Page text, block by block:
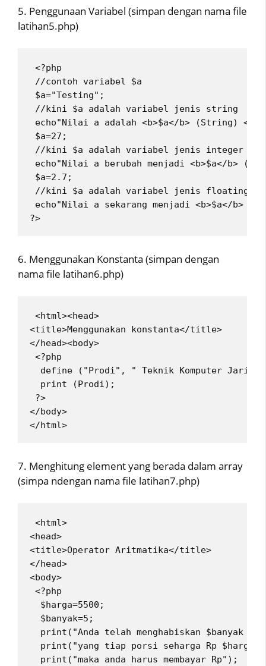
5. Penggunaan Variabel (simpan dengan nama file
latihan5.php)
<?php
//contoh variabel $a
$a="Testing";
//kini $a adalah variabel jenis string
echo"Nilai a adalah <b>$a</b> (String)
$a=27;
//kini $a adalah variabel jenis integer
echo"Nilai a berubah menjadi <b>$a</b>
$a=2.7;
//kini $a adalah variabel jenis floating
echo"Nilai a sekarang menjadi <b>$a</b>
?>
6. Menggunakan Konstanta (simpan dengan
nama file latihan6.php)
<html><head>
<title>Menggunakan konstanta</title>
</head><body>
<?php
define ("Prodi", " Teknik Komputer
  print (Prodi);
?>
</body>
</html>
7. Menghitung element yang berada dalam array
(simpa ndengan nama file latihan7.php)
<html>
<head>
<title>Operator Aritmatika</title>
</head>
<body>
<?php
  $harga=5500;
  $banyak=5;
print("Anda telah menghabiskan $banyak
print("yang tiap porsi seharga Rp
  print("maka anda harus membayar Rp");